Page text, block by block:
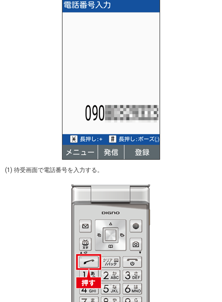
(1) 待受画面で電話番号を入力する。